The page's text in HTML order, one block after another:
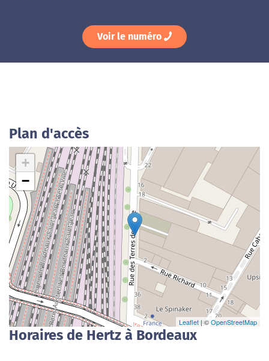
Voir le numéro
Plan d'accès
+
−
Leaflet| ©OpenStreetMap
Horaires de Hertz à Bordeaux